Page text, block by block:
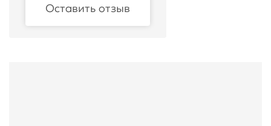
Оставить отзыв